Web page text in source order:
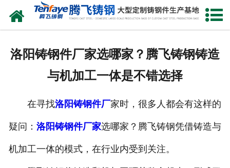
网站首页
生产能力
洛阳铸钢件厂家选哪家？腾飞铸钢铸造
与机加工一体是不错选择
在寻找洛阳铸钢件厂家时，很多人都会有这样的
疑问： 洛阳铸钢件厂家选哪家？腾飞铸钢凭借铸造与
机加工一体的模式，在行业内受到关注。